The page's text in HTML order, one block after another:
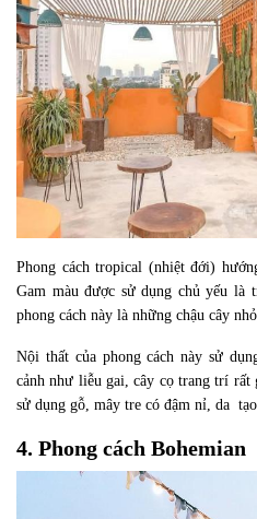
Phong cách tropical (nhiệt đới)
Gam màu được sử dụng chủ yếu là
phong cách này là những chậu cây
Nội thất của phong cách này sử
cảnh như liễu gai, cây cọ trang trí rất
sử dụng gỗ, mây tre có đậm nỉ, da
4. Phong cách Bohemian